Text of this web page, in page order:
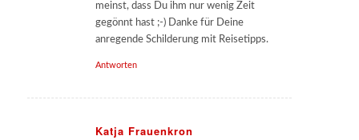
meinst, dass Du ihm nur wenig Zeit
gegönnt hast ;-) Danke für Deine
anregende Schilderung mit Reisetipps.
Antworten
Katja Frauenkron